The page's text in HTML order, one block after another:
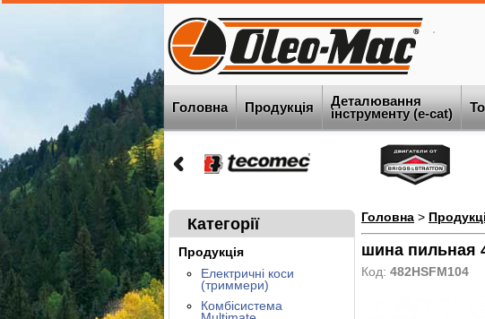
Головна Продукція
Деталювання
інструменту (e-cat)
Категорії
Продукція
Електричні коси
(триммери)
Комбісистема
Головна >
шина пильная
Код: 482HSFM104